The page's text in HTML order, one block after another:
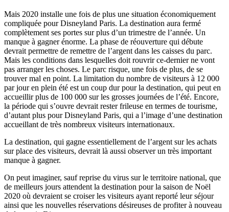
Mais 2020 installe une fois de plus une situation économiquement
compliquée pour Disneyland Paris. La destination aura fermé
complètement ses portes sur plus d’un trimestre de l’année. Un
manque à gagner énorme. La phase de réouverture qui débute
devrait permettre de remettre de l’argent dans les caisses du parc.
Mais les conditions dans lesquelles doit rouvrir ce-dernier ne vont
pas arranger les choses. Le parc risque, une fois de plus, de se
trouver mal en point. La limitation du nombre de visiteurs à 12 000
par jour en plein été est un coup dur pour la destination, qui peut en
accueillir plus de 100 000 sur les grosses journées de l’été. Encore,
la période qui s’ouvre devrait rester frileuse en termes de tourisme,
d’autant plus pour Disneyland Paris, qui a l’image d’une destination
accueillant de très nombreux visiteurs internationaux.
La destination, qui gagne essentiellement de l’argent sur les achats
sur place des visiteurs, devrait là aussi observer un très important
manque à gagner.
On peut imaginer, sauf reprise du virus sur le territoire national, que
de meilleurs jours attendent la destination pour la saison de Noël
2020 où devraient se croiser les visiteurs ayant reporté leur séjour
ainsi que les nouvelles réservations désireuses de profiter à nouveau